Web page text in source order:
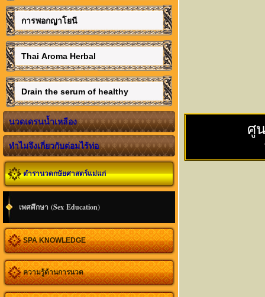
การพอกญาโยนี
Thai Aroma Herbal
Drain the serum of healthy
นวดเดรนน้ำเหลือง
ทำไมจึงเกี่ยวกับต่อมไร้ท่อ
ตำรานวดกษัยศาสตร์แม่แก่
เพศศึกษา (Sex Education)
SPA KNOWLEDGE
ความรู้ด้านการนวด
ศู